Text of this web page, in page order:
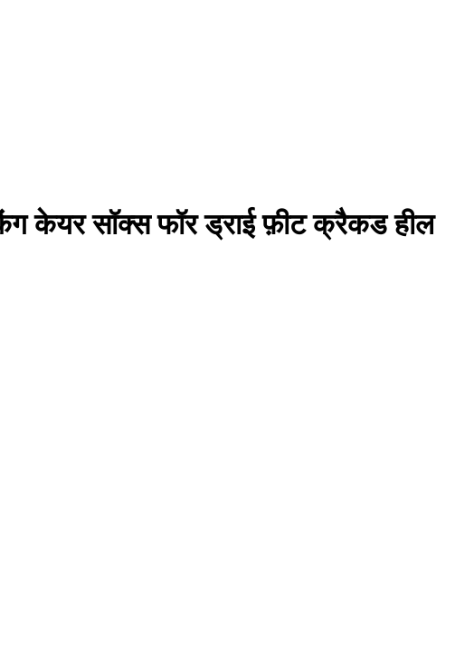
केयर सॉक्स फॉर ड्राई फ़ीट क्रैकड हील